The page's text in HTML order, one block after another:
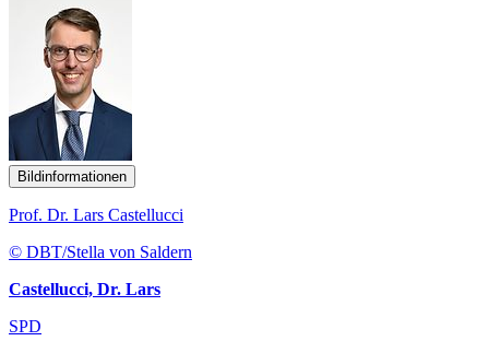
Bildinformationen
Prof. Dr. Lars Castellucci
© DBT/Stella von Saldern
Castellucci, Dr. Lars
SPD